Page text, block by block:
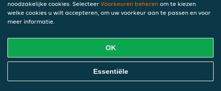
Tomaat-ui saus
€ 1,25
Online Eten Bestellen
noodzakelijke cookies. Selecteer Voorkeuren beheren om te kiezen
welke cookies u wilt accepteren, om uw voorkeur aan te passen en voor
meer informatie.
OK
Essentiële